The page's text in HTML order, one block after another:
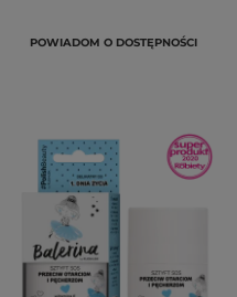
POWIADOM O DOSTĘPNOŚCI